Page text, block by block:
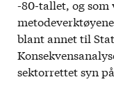
-80-tallet, og
blant annet til
sektorrettet syn